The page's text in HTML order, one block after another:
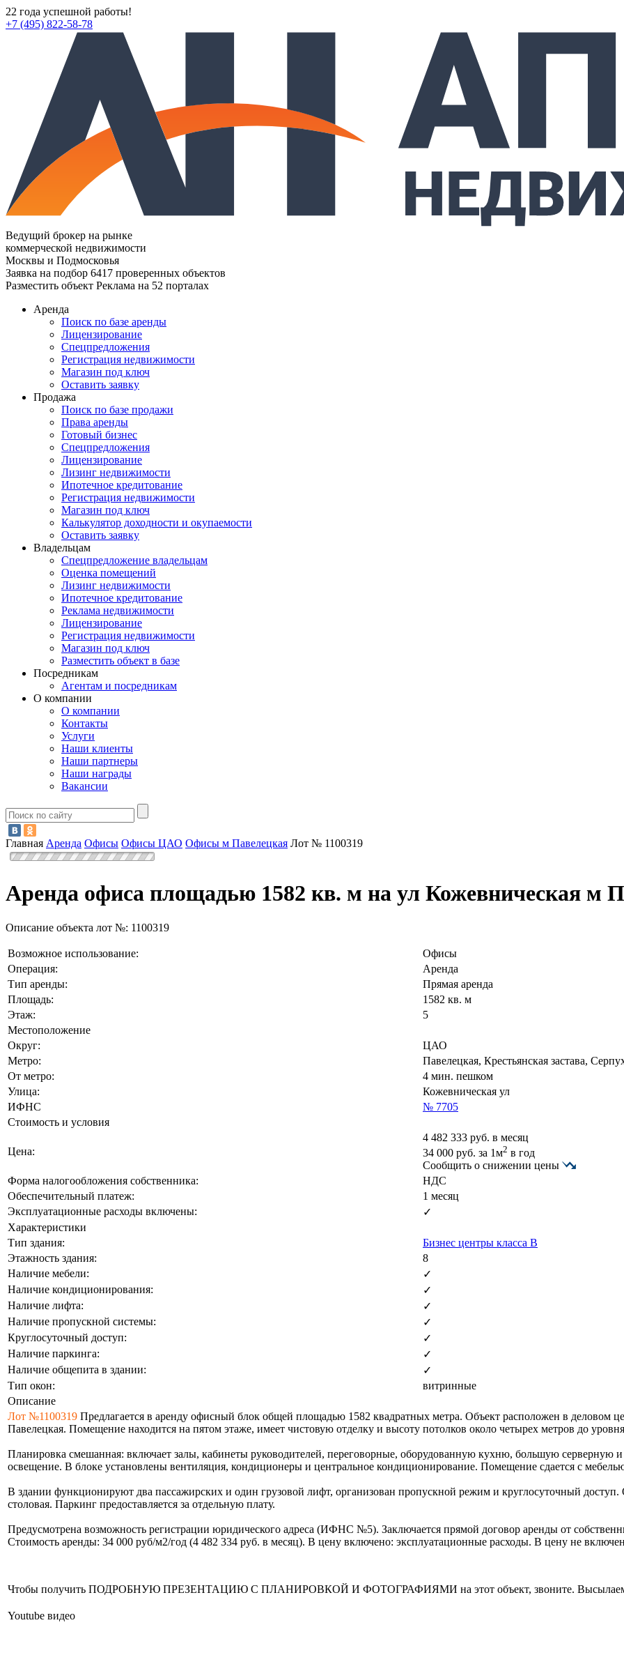
22 года успешной работы!
+7 (495) 822-58-78
Ведущий брокер на рынке
коммерческой недвижимости
Москвы и Подмосковья
Заявка на подбор 6417 проверенных объектов
Разместить объект Реклама на 52 порталах
Аренда
Поиск по базе аренды
Лицензирование
Спецпредложения
Регистрация недвижимости
Магазин под ключ
Оставить заявку
Продажа
Поиск по базе продажи
Права аренды
Готовый бизнес
Спецпредложения
Лицензирование
Лизинг недвижимости
Ипотечное кредитование
Регистрация недвижимости
Магазин под ключ
Калькулятор доходности и окупаемости
Оставить заявку
Владельцам
Спецпредложение владельцам
Оценка помещений
Лизинг недвижимости
Ипотечное кредитование
Реклама недвижимости
Лицензирование
Регистрация недвижимости
Магазин под ключ
Разместить объект в базе
Посредникам
Агентам и посредникам
О компании
О компании
Контакты
Услуги
Наши клиенты
Наши партнеры
Наши награды
Вакансии
Главная Аренда Офисы Офисы ЦАО Офисы м Павелецкая Лот № 1100319
Аренда офиса площадью 1582 кв. м на ул Кожевническая м
Описание объекта лот №: 1100319
Возможное использование:
Офисы
Операция:
Аренда
Тип аренды:
Прямая аренда
Площадь:
1582 кв. м
Этаж:
5
Местоположение
Округ:
ЦАО
Метро:
Павелецкая, Крестьянская застава,
От метро:
4 мин. пешком
Улица:
Кожевническая ул
ИФНС
№ 7705
Стоимость и условия
Цена:
4 482 333 руб. в месяц
34 000 руб. за 1м2 в год
Сообщить о снижении цены
Форма налогообложения собственника:
НДС
Обеспечительный платеж:
1 месяц
Эксплуатационные расходы включены:
✓
Характеристики
Тип здания:
Бизнес центры класса B
Этажность здания:
8
Наличие мебели:
✓
Наличие кондиционирования:
✓
Наличие лифта:
✓
Наличие пропускной системы:
✓
Круглосуточный доступ:
✓
Наличие паркинга:
✓
Наличие общепита в здании:
✓
Тип окон:
витринные
Описание
Лот №1100319 Предлагается в аренду офисный блок общей площадью 1582 квадратных метра. Объект расположен в деловом
Павелецкая. Помещение находится на пятом этаже, имеет чистовую отделку и высоту потолков около четырех метров до
Планировка смешанная: включает залы, кабинеты руководителей, переговорные, оборудованную кухню, большую серверную
освещение. В блоке установлены вентиляция, кондиционеры и центральное кондиционирование. Помещение сдается с
В здании функционируют два пассажирских и один грузовой лифт, организован пропускной режим и круглосуточный доступ.
столовая. Паркинг предоставляется за отдельную плату.
Предусмотрена возможность регистрации юридического адреса (ИФНС №5). Заключается прямой договор аренды от
Стоимость аренды: 34 000 руб/м2/год (4 482 334 руб. в месяц). В цену включено: эксплуатационные расходы. В цену не
Чтобы получить ПОДРОБНУЮ ПРЕЗЕНТАЦИЮ С ПЛАНИРОВКОЙ И ФОТОГРАФИЯМИ на этот объект, звоните. Высылаем в
Youtube видео